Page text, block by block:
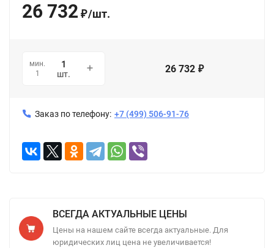
26 732 ₽/шт.
мин.
1
шт. 26 732 ₽
Заказ по телефону: +7 (499) 506-91-76
ВСЕГДА АКТУАЛЬНЫЕ ЦЕНЫ
Цены на нашем сайте всегда актуальные. Для
юридических лиц цена не увеличивается!